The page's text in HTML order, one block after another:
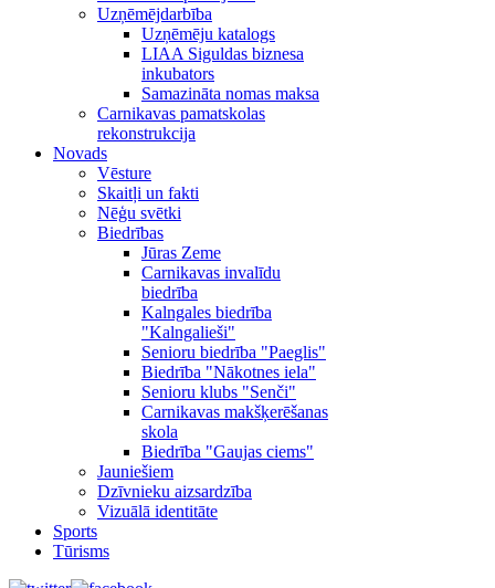
Uzņēmējdarbība
Uzņēmēju katalogs
LIAA Siguldas biznesa
inkubators
Samazināta nomas maksa
Carnikavas pamatskolas
rekonstrukcija
Novads
Vēsture
Skaitļi un fakti
Nēģu svētki
Biedrības
Jūras Zeme
Carnikavas invalīdu
biedrība
Kalngales biedrība
"Kalngalieši"
Senioru biedrība "Paeglis"
Biedrība "Nākotnes iela"
Senioru klubs "Senči"
Carnikavas makšķerēšanas
skola
Biedrība "Gaujas ciems"
Jauniešiem
Dzīvnieku aizsardzība
Vizuālā identitāte
Sports
Tūrisms